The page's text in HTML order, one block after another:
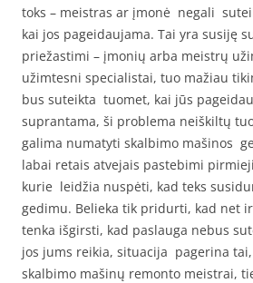
toks – meistras ar įmonė negali
kai jos pageidaujama. Tai yra susiję
priežastimi – įmonių arba meistrų
užimtesni specialistai, tuo mažiau
bus suteikta tuomet, kai jūs
suprantama, ši problema neiškiltų
galima numatyti skalbimo mašinos
labai retais atvejais pastebimi
kurie leidžia nuspėti, kad teks
gedimu. Belieka tik pridurti, kad net
tenka išgirsti, kad paslauga nebus
jos jums reikia, situacija pagerina
skalbimo mašinų remonto meistrai,